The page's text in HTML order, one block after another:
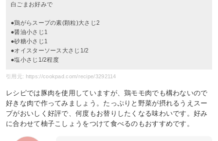
白ごまお好みで
●鶏がらスープの素(顆粒)大さじ2
●醤油小さじ1
●砂糖小さじ1
●オイスターソース大さじ1/2
●塩小さじ1/2程度
引用元: https://cookpad.com/recipe/3292114
レシピでは豚肉を使用していますが、鶏モモ肉でも構わないので
好きな肉で作ってみましょう。たっぷりと野菜が摂れるうえスー
プがおいしく好評で、何度もお替りしたくなる味わいです。好み
に合わせて柚子こしょうをつけて食べるのもおすすめです。